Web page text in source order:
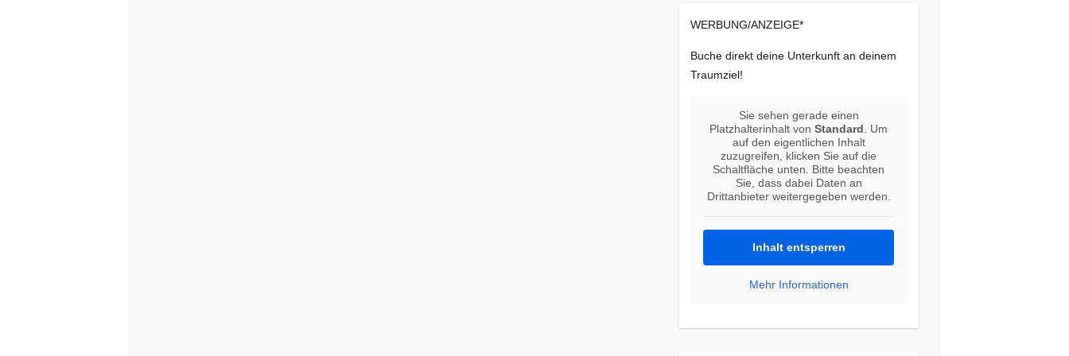
WERBUNG/ANZEIGE*
Buche direkt deine Unterkunft an deinem
Traumziel!
Sie sehen gerade einen
Platzhalterinhalt vonStandard . Um
auf den eigentlichen Inhalt
zuzugreifen, klicken Sie auf die
Schaltfläche unten. Bitte beachten
Sie, dass dabei Daten an
Drittanbieter weitergegeben werden.
Inhalt entsperren
Mehr Informationen